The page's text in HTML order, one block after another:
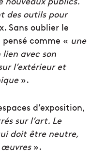
des outils pour
Sans oublier le
comme « une
avec son
l’extérieur et
».
d’exposition,
sur l’art. Le
doit être neutre,
œuvres».